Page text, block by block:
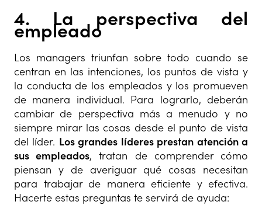
4. La perspectiva del
empleado
Los managers triunfan sobre todo cuando se
centran en las intenciones, los puntos de vista y
la conducta de los empleados y los promueven
de manera individual. Para lograrlo, deberán
cambiar de perspectiva más a menudo y no
siempre mirar las cosas desde el punto de vista
del líder. Los grandes líderes prestan atención a
sus empleados, tratan de comprender cómo
piensan y de averiguar qué cosas necesitan
para trabajar de manera eficiente y efectiva.
Hacerte estas preguntas te servirá de ayuda: